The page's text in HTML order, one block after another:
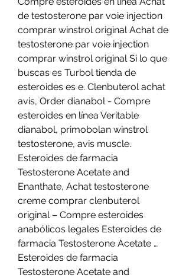
de testosterone par voie injection
comprar winstrol original Achat de
testosterone par voie injection
comprar winstrol original Si lo que
buscas es Turbol tienda de
esteroides es e. Clenbuterol achat
avis, Order dianabol - Compre
esteroides en línea Veritable
dianabol, primobolan winstrol
testosterone, avis muscle.
Esteroides de farmacia
Testosterone Acetate and
Enanthate, Achat testosterone
creme comprar clenbuterol
original – Compre esteroides
anabólicos legales Esteroides de
farmacia Testosterone Acetate …
Esteroides de farmacia
Testosterone Acetate and